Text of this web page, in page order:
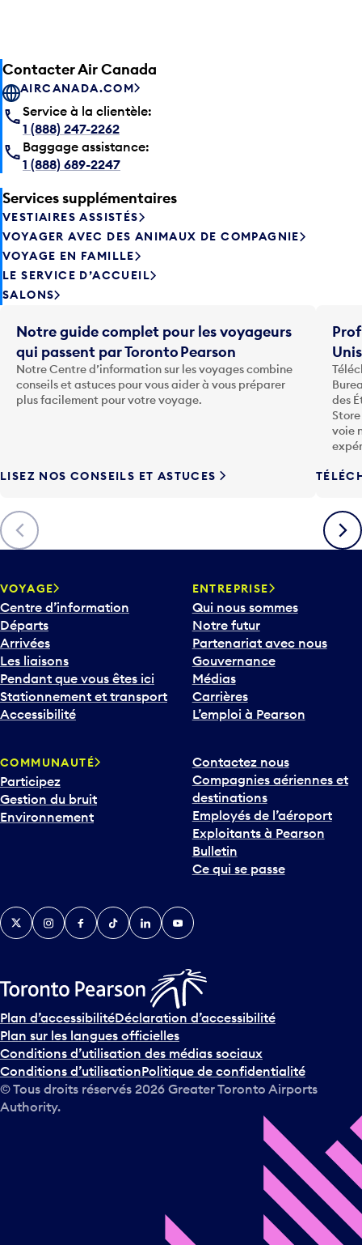
Contacter Air Canada
AIRCANADA.COM
Service à la clientèle:
1 (888) 247-2262
Baggage assistance:
1 (888) 689-2247
Services supplémentaires
VESTIAIRES ASSISTÉS
VOYAGER AVEC DES ANIMAUX DE COMPAGNIE
VOYAGE EN FAMILLE
LE SERVICE D’ACCUEIL
SALONS
Précédent
Notre guide complet pour les voyageurs
qui passent par Toronto Pearson
Notre Centre d’information sur les voyages combine
conseils et astuces pour vous aider à vous préparer
plus facilement pour votre voyage.
LISEZ NOS CONSEILS ET ASTUCES
des
voie
VOYAGE
Centre d’information
Départs
Arrivées
Les liaisons
Pendant que vous êtes ici
Stationnement et transport
Accessibilité
ENTREPRISE
Qui nous sommes
Notre futur
Partenariat avec nous
Gouvernance
Médias
Carrières
L’emploi à Pearson
COMMUNAUTÉ
Participez
Gestion du bruit
Environnement
Contactez nous
Compagnies aériennes et
destinations
Employés de l’aéroport
Exploitants à Pearson
Bulletin
Ce qui se passe
TwitterInstagramFacebook
TikTokLinkedInYouTube
Plan d’accessibilitéDéclaration d’accessibilité
Plan sur les langues officielles
Conditions d’utilisation des médias sociaux
Conditions d’utilisationPolitique de confidentialité
© Tous droits réservés 2026 Greater Toronto Airports
Authority.